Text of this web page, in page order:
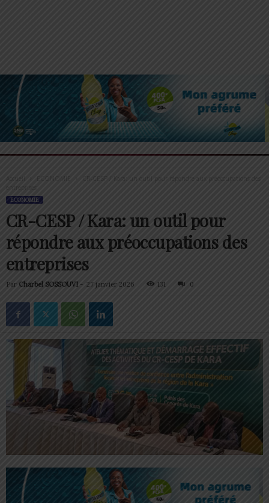
Accueil ECONOMIE
CR-CESP / Kara: un outil pour répondre aux préoccupations des
entreprises
ECONOMIE
CR-CESP / Kara: un outil pour
répondre aux préoccupations des
entreprises
Par Charbel SOSSOUVI - 27 janvier 2026 131 0